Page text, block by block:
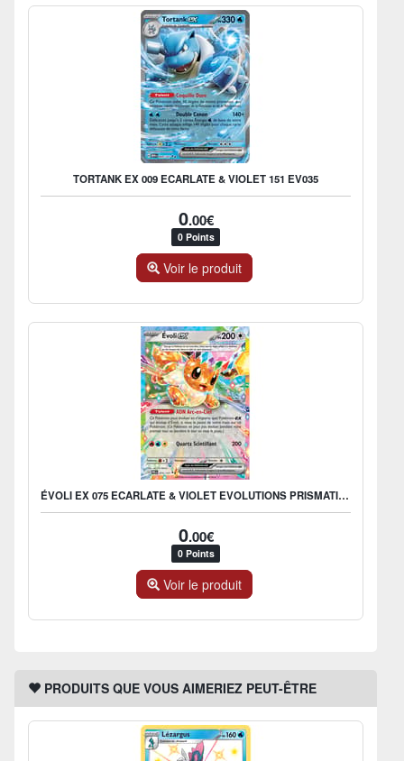
TORTANK EX 009 ECARLATE & VIOLET 151 EV035
0.00€
0 Points
Voir le produit
ÉVOLI EX 075 ECARLATE & VIOLET EVOLUTIONS PRISMATIQUES EV085
0.00€
0 Points
Voir le produit
PRODUITS QUE VOUS AIMERIEZ PEUT-ÊTRE